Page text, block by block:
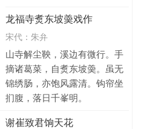
龙福寺煑东坡羮戏作
宋代： 朱弁
山寺解尘鞅，溪边有微行。手
摘诸葛菜，自煑东坡羮。虽无
锦绣肠，亦饱风露清。钩帘坐
扪腹，落日千峯明。
谢崔致君饷天花